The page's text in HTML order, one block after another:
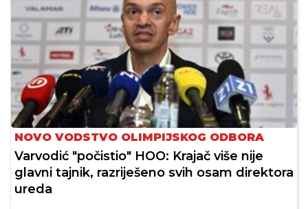
NOVO VODSTVO OLIMPIJSKOG ODBORA
Varvodić "počistio" HOO: Krajač više nije
glavni tajnik, razriješeno svih osam direktora
ureda